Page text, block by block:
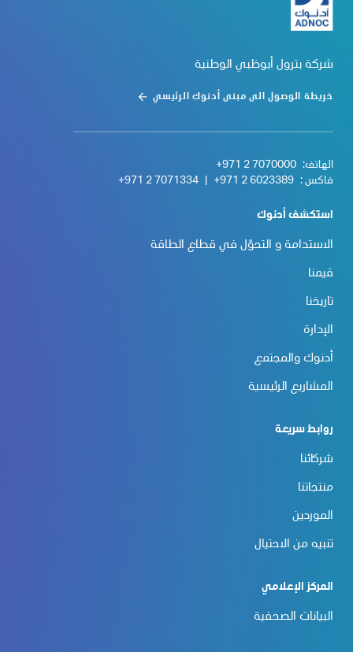
شركة بترول أبوظبي الوطنية
خريطة الوصول الى مبنى أدنوك الرئيسي
الهاتف: +971 2 7070000
فاكس : +971 2 6023389
+971 2 7071334
استكشف أدنوك
الاستدامة و التحوّل في قطاع الطاقة
قيمنا
تاريخنا
الإدارة
أدنوك والمجتمع
المشاريع الرئيسية
روابط سريعة
شركائنا
منتجاتنا
الموردين
تنبيه من الاحتيال
المركز الإعلامي
البيانات الصحفية